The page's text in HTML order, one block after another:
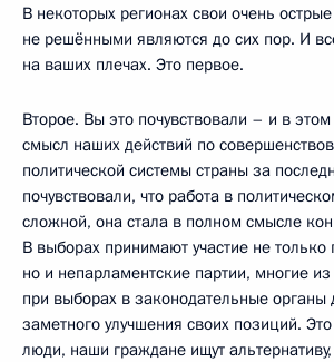
В некоторых регионах свои очень
не решёнными являются до сих пор. И
на ваших плечах. Это первое.
Второе. Вы это почувствовали – и в
смысл наших действий по
политической системы страны за
почувствовали, что работа в
сложной, она стала в полном смысле
В выборах принимают участие не только
но и непарламентские партии, многие
при выборах в законодательные органы
заметного улучшения своих позиций.
люди, наши граждане ищут альтернативу,